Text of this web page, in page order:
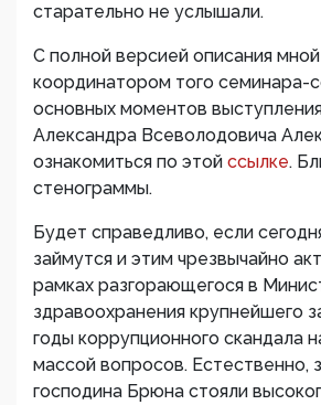
старательно не услышали.
С полной версией описания
координатором того семинара-
основных моментов
Александра Всеволодовича
ознакомиться по этой ссылке.
стенограммы.
Будет справедливо, если
займутся и этим чрезвычайно
рамках разгорающегося в
здравоохранения крупнейшего
годы коррупционного скандала
массой вопросов. Естественно,
господина Брюна стояли